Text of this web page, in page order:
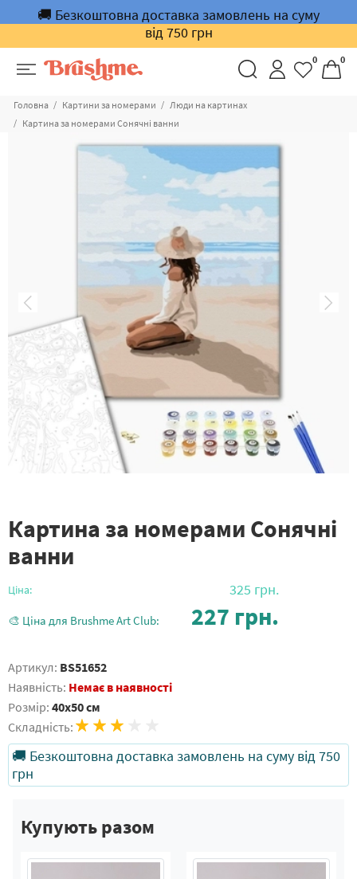
🚚 Безкоштовна доставка замовлень на суму
від 750 грн
0 0
Головна Картини за номерами
Люди на картинах
Картина за номерами Сонячні ванни
Картина за номерами Сонячні
ванни
Ціна: 325 грн.
🎨 Ціна для Brushme Art Club: 227 грн.
Артикул: BS51652
Наявність: Немає в наявності
Розмір: 40x50 см
Складність:
🚚 Безкоштовна доставка замовлень на суму від 750
грн
Купують разом